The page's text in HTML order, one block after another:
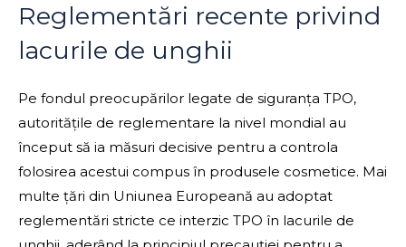
Reglementări recente privind
lacurile de unghii
Pe fondul preocupărilor legate de siguranța TPO,
autoritățile de reglementare la nivel mondial au
început să ia măsuri decisive pentru a controla
folosirea acestui compus în produsele cosmetice. Mai
multe țări din Uniunea Europeană au adoptat
reglementări stricte ce interzic TPO în lacurile de